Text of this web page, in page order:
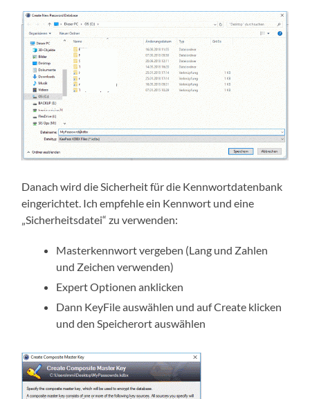
Danach wird die Sicherheit für die Kennwortdatenbank
eingerichtet. Ich empfehle ein Kennwort und eine
„Sicherheitsdatei“ zu verwenden:
Masterkennwort vergeben (Lang und Zahlen
und Zeichen verwenden)
Expert Optionen anklicken
Dann KeyFile auswählen und auf Create klicken
und den Speicherort auswählen